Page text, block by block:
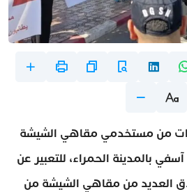
من مستخدمي مقاهي الشيشة
بالمدينة الحمراء، للتعبير عن
العديد من مقاهي الشيشة من